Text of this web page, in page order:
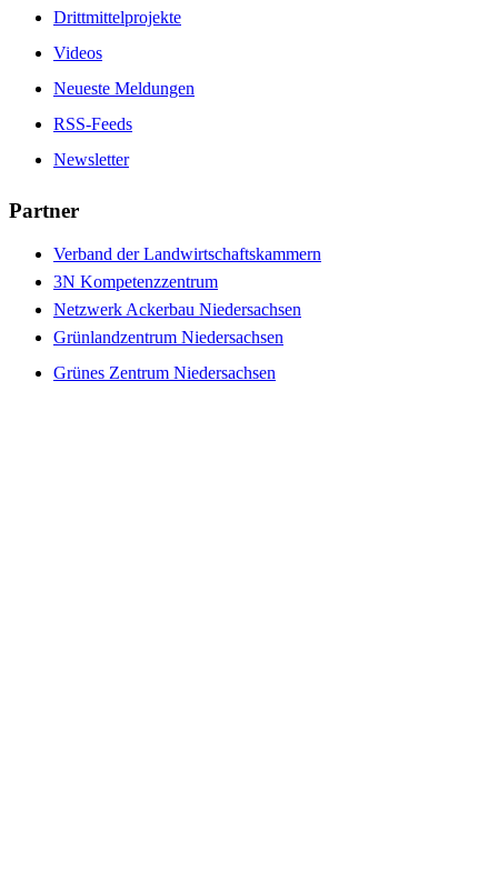
Drittmittelprojekte
Videos
Neueste Meldungen
RSS-Feeds
Newsletter
Partner
Verband der Landwirtschaftskammern
3N Kompetenzzentrum
Netzwerk Ackerbau Niedersachsen
Grünlandzentrum Niedersachsen
Grünes Zentrum Niedersachsen